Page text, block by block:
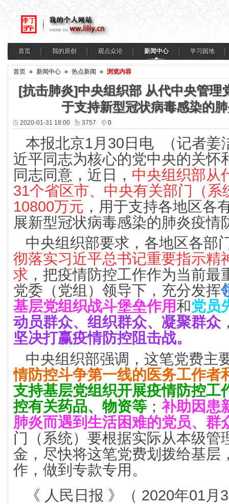
首页 我的原创 观点众论 新闻中心 学习园地
首页 » 新闻中心 » 热点新闻 » 浏览内容
[抗击肺炎]中央组织部 从代中央管理
于支持新型冠状病毒感染的
2020-01-31 18:00 3757 0
本报北京1月30日电 （记者姜
近平同志为核心的党中央的关怀
同志同意，近日， 中央组织部从
31个省区市、中央有关部门（系
10800万元 ，用于支持各地区各
展新型冠状病毒感染的肺炎疫情
中央组织部要求，各地区各部
彻落实习近平总书记重要指示精
求 ，把疫情防控工作作为当前
党委（党组）领导下，充分发挥
基层党组织战斗堡垒作用和党员
动员群众、组织群众、凝聚群众
坚决打赢疫情防控阻击战。
中央组织部强调，这笔党费主
情防控斗争第一线的医务工作者
支持基层党组织开展疫情防控工
控有关药品、物资等 ； 补助因患
肺炎而遇到生活困难的党员、群
门（系统）要根据实际从本级管
金，尽快将这笔党费划拨给基层
作，做到专款专用。
《 人民日报 》（ 2020年01月